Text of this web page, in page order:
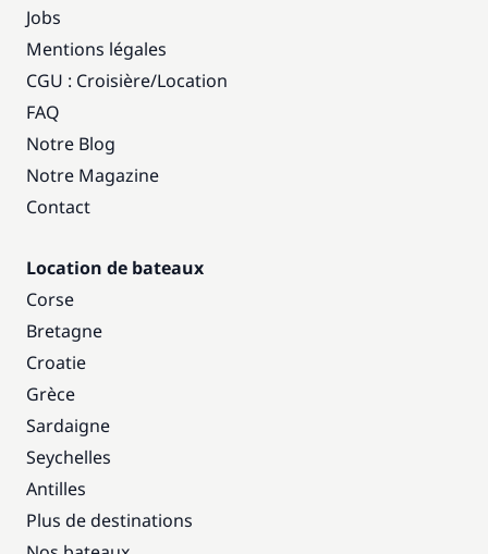
Jobs
Mentions légales
CGU : Croisière/Location
FAQ
Notre Blog
Notre Magazine
Contact
Location de bateaux
Corse
Bretagne
Croatie
Grèce
Sardaigne
Seychelles
Antilles
Plus de destinations